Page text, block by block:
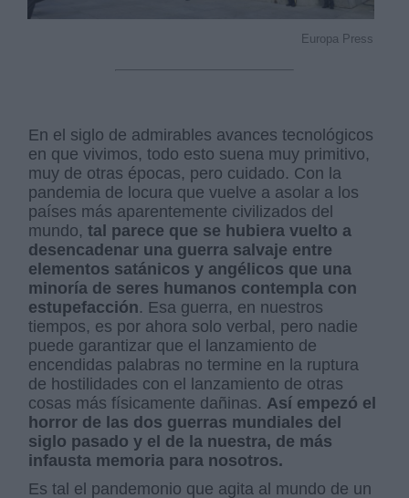
Europa Press
En el siglo de admirables avances tecnológicos
en que vivimos, todo esto suena muy primitivo,
muy de otras épocas, pero cuidado. Con la
pandemia de locura que vuelve a asolar a los
países más aparentemente civilizados del
mundo,tal parece que se hubiera vuelto a
desencadenar una guerra salvaje entre
elementos satánicos y angélicos que una
minoría de seres humanos contempla con
estupefacción. Esa guerra, en nuestros
tiempos, es por ahora solo verbal, pero nadie
puede garantizar que el lanzamiento de
encendidas palabras no termine en la ruptura
de hostilidades con el lanzamiento de otras
cosas más físicamente dañinas. Así empezó el
horror de las dos guerras mundiales del
siglo pasado y el de la nuestra, de más
infausta memoria para nosotros.
Es tal el pandemonio que agita al mundo de un